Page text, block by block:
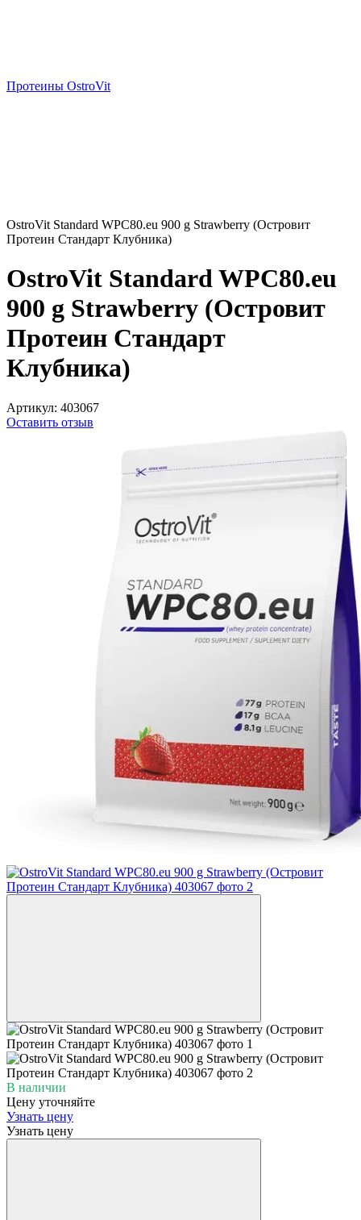
Протеины OstroVit
OstroVit Standard WPC80.eu 900 g Strawberry (Островит
Протеин Стандарт Клубника)
OstroVit Standard WPC80.eu
900 g Strawberry (Островит
Протеин Стандарт
Клубника)
Артикул: 403067
Оставить отзыв
В наличии
Цену уточняйте
Узнать цену
Узнать цену